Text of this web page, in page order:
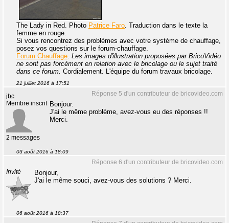
The Lady in Red. Photo Patrice Faro. Traduction dans le texte la
femme en rouge.
Si vous rencontrez des problèmes avec votre système de chauffage,
posez vos questions sur le forum-chauffage.
Forum Chauffage. Les images d'illustration proposées par BricoVidéo
ne sont pas forcément en relation avec le bricolage ou le sujet traité
dans ce forum. Cordialement. L'équipe du forum travaux bricolage.
21 juillet 2016 à 17:51
Réponse 5 d'un contributeur de bricovideo.com
jbc
Membre inscrit
2 messages
Bonjour.
J'ai le même problème, avez-vous eu des réponses !!
Merci.
03 août 2016 à 18:09
Réponse 6 d'un contributeur de bricovideo.com
Invité
Bonjour,
J'ai le même souci, avez-vous des solutions ? Merci.
06 août 2016 à 18:37